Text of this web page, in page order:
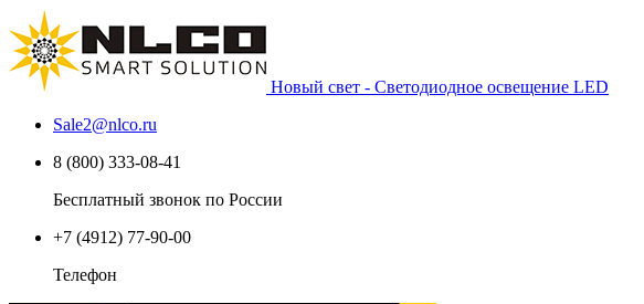
Новый свет - Светодиодное освещение LED
Sale2@nlco.ru
8 (800) 333-08-41
Бесплатный звонок по России
+7 (4912) 77-90-00
Телефон